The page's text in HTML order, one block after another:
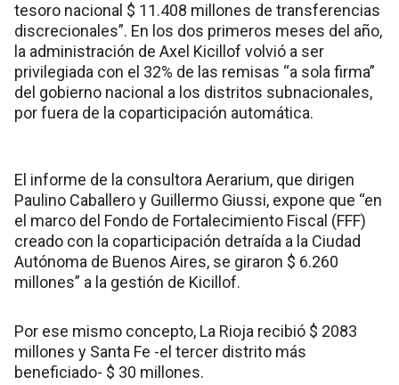
tesoro nacional $ 11.408 millones de transferencias
discrecionales”. En los dos primeros meses del año,
la administración de Axel Kicillof volvió a ser
privilegiada con el 32% de las remisas “a sola firma”
del gobierno nacional a los distritos subnacionales,
por fuera de la coparticipación automática.
El informe de la consultora Aerarium, que dirigen
Paulino Caballero y Guillermo Giussi, expone que “en
el marco del Fondo de Fortalecimiento Fiscal (FFF)
creado con la coparticipación detraída a la Ciudad
Autónoma de Buenos Aires, se giraron $ 6.260
millones” a la gestión de Kicillof.
Por ese mismo concepto, La Rioja recibió $ 2083
millones y Santa Fe -el tercer distrito más
beneficiado- $ 30 millones.